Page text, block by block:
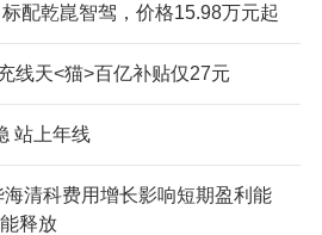
标配乾崑智驾，价格15.98万元起
线天<猫>百亿补贴仅27元
站上年线
清科费用增长影响短期盈利能
释放